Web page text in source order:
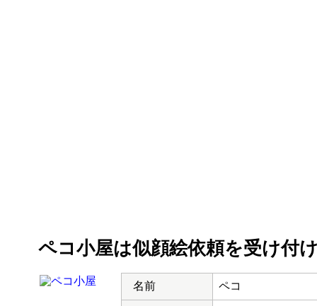
ペコ小屋は似顔絵依頼を受け付
名前 ペコ